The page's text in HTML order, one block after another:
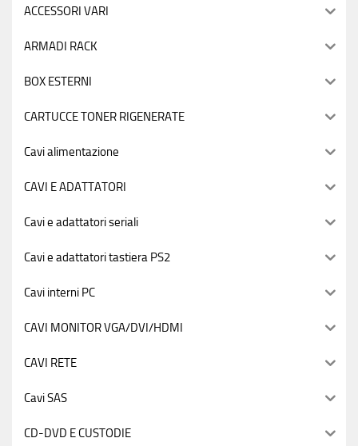
ACCESSORI VARI
ARMADI RACK
BOX ESTERNI
CARTUCCE TONER RIGENERATE
Cavi alimentazione
CAVI E ADATTATORI
Cavi e adattatori seriali
Cavi e adattatori tastiera PS2
Cavi interni PC
CAVI MONITOR VGA/DVI/HDMI
CAVI RETE
Cavi SAS
CD-DVD E CUSTODIE